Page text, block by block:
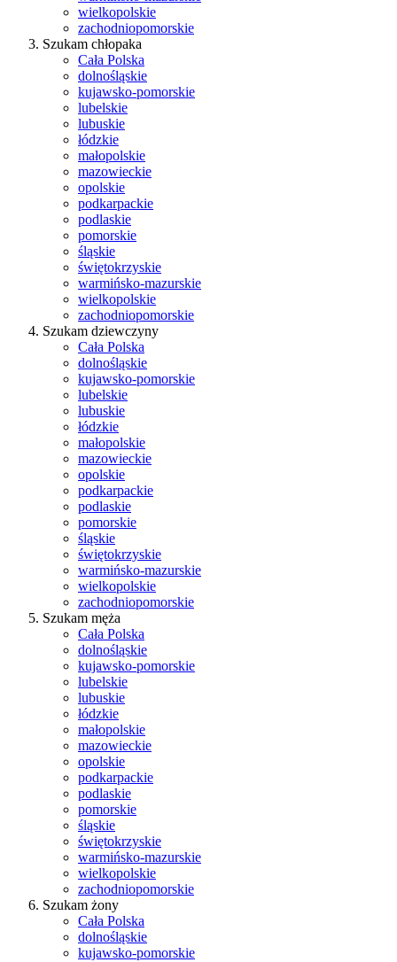
wielkopolskie
zachodniopomorskie
Szukam chłopaka
Cała Polska
dolnośląskie
kujawsko-pomorskie
lubelskie
lubuskie
łódzkie
małopolskie
mazowieckie
opolskie
podkarpackie
podlaskie
pomorskie
śląskie
świętokrzyskie
warmińsko-mazurskie
wielkopolskie
zachodniopomorskie
Szukam dziewczyny
Cała Polska
dolnośląskie
kujawsko-pomorskie
lubelskie
lubuskie
łódzkie
małopolskie
mazowieckie
opolskie
podkarpackie
podlaskie
pomorskie
śląskie
świętokrzyskie
warmińsko-mazurskie
wielkopolskie
zachodniopomorskie
Szukam męża
Cała Polska
dolnośląskie
kujawsko-pomorskie
lubelskie
lubuskie
łódzkie
małopolskie
mazowieckie
opolskie
podkarpackie
podlaskie
pomorskie
śląskie
świętokrzyskie
warmińsko-mazurskie
wielkopolskie
zachodniopomorskie
Szukam żony
Cała Polska
dolnośląskie
kujawsko-pomorskie